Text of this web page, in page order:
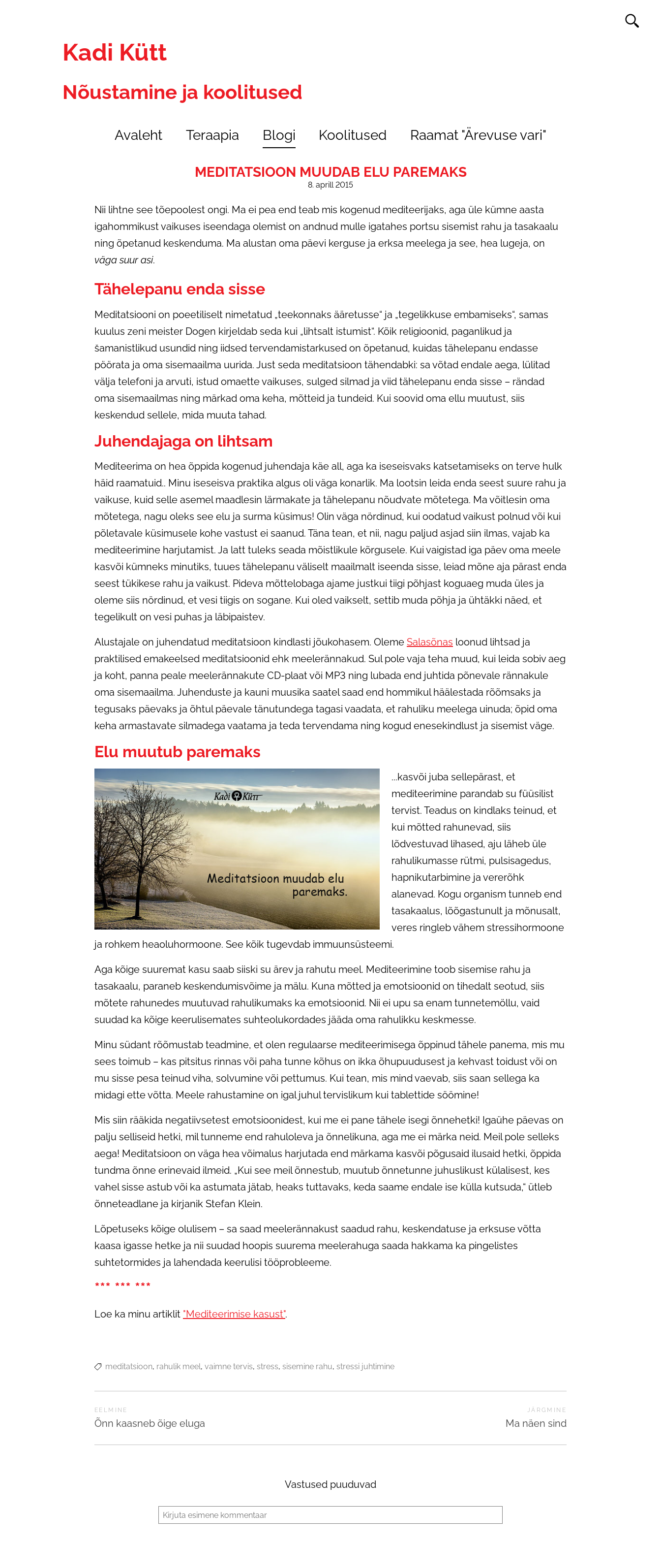
Kadi Kütt
Nõustamine ja koolitused
Avaleht Teraapia Blogi Koolitused Raamat "Ärevuse vari"
MEDITATSIOON MUUDAB ELU PAREMAKS
8. aprill 2015
Nii lihtne see tõepoolest ongi. Ma ei pea end teab mis kogenud mediteerijaks, aga üle kümne aasta
igahommikust vaikuses iseendaga olemist on andnud mulle igatahes portsu sisemist rahu ja tasakaalu
ning õpetanud keskenduma. Ma alustan oma päevi kerguse ja erksa meelega ja see, hea lugeja, on
väga suur asi.
Tähelepanu enda sisse
Meditatsiooni on poeetiliselt nimetatud „teekonnaks ääretusse“ ja „tegelikkuse embamiseks“, samas
kuulus zeni meister Dogen kirjeldab seda kui „lihtsalt istumist“. Kõik religioonid, paganlikud ja
šamanistlikud usundid ning iidsed tervendamistarkused on õpetanud, kuidas tähelepanu endasse
pöörata ja oma sisemaailma uurida. Just seda meditatsioon tähendabki: sa võtad endale aega, lülitad
välja telefoni ja arvuti, istud omaette vaikuses, sulged silmad ja viid tähelepanu enda sisse – rändad
oma sisemaailmas ning märkad oma keha, mõtteid ja tundeid. Kui soovid oma ellu muutust, siis
keskendud sellele, mida muuta tahad.
Juhendajaga on lihtsam
Mediteerima on hea õppida kogenud juhendaja käe all, aga ka iseseisvaks katsetamiseks on terve hulk
häid raamatuid.. Minu iseseisva praktika algus oli väga konarlik. Ma lootsin leida enda seest suure rahu ja
vaikuse, kuid selle asemel maadlesin lärmakate ja tähelepanu nõudvate mõtetega. Ma võitlesin oma
mõtetega, nagu oleks see elu ja surma küsimus! Olin väga nördinud, kui oodatud vaikust polnud või kui
põletavale küsimusele kohe vastust ei saanud. Täna tean, et nii, nagu paljud asjad siin ilmas, vajab ka
mediteerimine harjutamist. Ja latt tuleks seada mõistlikule kõrgusele. Kui vaigistad iga päev oma meele
kasvõi kümneks minutiks, tuues tähelepanu väliselt maailmalt iseenda sisse, leiad mõne aja pärast enda
seest tükikese rahu ja vaikust. Pideva mõttelobaga ajame justkui tiigi põhjast koguaeg muda üles ja
oleme siis nördinud, et vesi tiigis on sogane. Kui oled vaikselt, settib muda põhja ja ühtäkki näed, et
tegelikult on vesi puhas ja läbipaistev.
Alustajale on juhendatud meditatsioon kindlasti jõukohasem. Oleme Salasõnas loonud lihtsad ja
praktilised emakeelsed meditatsioonid ehk meelerännakud. Sul pole vaja teha muud, kui leida sobiv aeg
ja koht, panna peale meelerännakute CD-plaat või MP3 ning lubada end juhtida põnevale rännakule
oma sisemaailma. Juhenduste ja kauni muusika saatel saad end hommikul häälestada rõõmsaks ja
tegusaks päevaks ja õhtul päevale tänutundega tagasi vaadata, et rahuliku meelega uinuda; õpid oma
keha armastavate silmadega vaatama ja teda tervendama ning kogud enesekindlust ja sisemist väge.
Elu muutub paremaks
...kasvõi juba sellepärast, et
mediteerimine parandab su füüsilist
tervist. Teadus on kindlaks teinud, et
kui mõtted rahunevad, siis
lõdvestuvad lihased, aju läheb üle
rahulikumasse rütmi, pulsisagedus,
hapnikutarbimine ja vererõhk
alanevad. Kogu organism tunneb end
tasakaalus, lõõgastunult ja mõnusalt,
veres ringleb vähem stressihormoone
ja rohkem heaoluhormoone. See kõik tugevdab immuunsüsteemi.
Aga kõige suuremat kasu saab siiski su ärev ja rahutu meel. Mediteerimine toob sisemise rahu ja
tasakaalu, paraneb keskendumisvõime ja mälu. Kuna mõtted ja emotsioonid on tihedalt seotud, siis
mõtete rahunedes muutuvad rahulikumaks ka emotsioonid. Nii ei upu sa enam tunnetemöllu, vaid
suudad ka kõige keerulisemates suhteolukordades jääda oma rahulikku keskmesse.
Minu südant rõõmustab teadmine, et olen regulaarse mediteerimisega õppinud tähele panema, mis mu
sees toimub – kas pitsitus rinnas või paha tunne kõhus on ikka õhupuudusest ja kehvast toidust või on
mu sisse pesa teinud viha, solvumine või pettumus. Kui tean, mis mind vaevab, siis saan sellega ka
midagi ette võtta. Meele rahustamine on igal juhul tervislikum kui tablettide söömine!
Mis siin rääkida negatiivsetest emotsioonidest, kui me ei pane tähele isegi õnnehetki! Igaühe päevas on
palju selliseid hetki, mil tunneme end rahuloleva ja õnnelikuna, aga me ei märka neid. Meil pole selleks
aega! Meditatsioon on väga hea võimalus harjutada end märkama kasvõi põgusaid ilusaid hetki, õppida
tundma õnne erinevaid ilmeid. „Kui see meil õnnestub, muutub õnnetunne juhuslikust külalisest, kes
vahel sisse astub või ka astumata jätab, heaks tuttavaks, keda saame endale ise külla kutsuda,“ ütleb
õnneteadlane ja kirjanik Stefan Klein.
Lõpetuseks kõige olulisem – sa saad meelerännakust saadud rahu, keskendatuse ja erksuse võtta
kaasa igasse hetke ja nii suudad hoopis suurema meelerahuga saada hakkama ka pingelistes
suhtetormides ja lahendada keerulisi tööprobleeme.
*** *** ***
Loe ka minu artiklit "Mediteerimise kasust".
meditatsioon rahulik meel vaimne tervis stress sisemine rahu stressi juhtimine
EELMINE
Õnn kaasneb õige eluga
JÄRGMINE
Ma näen sind
Vastused puuduvad